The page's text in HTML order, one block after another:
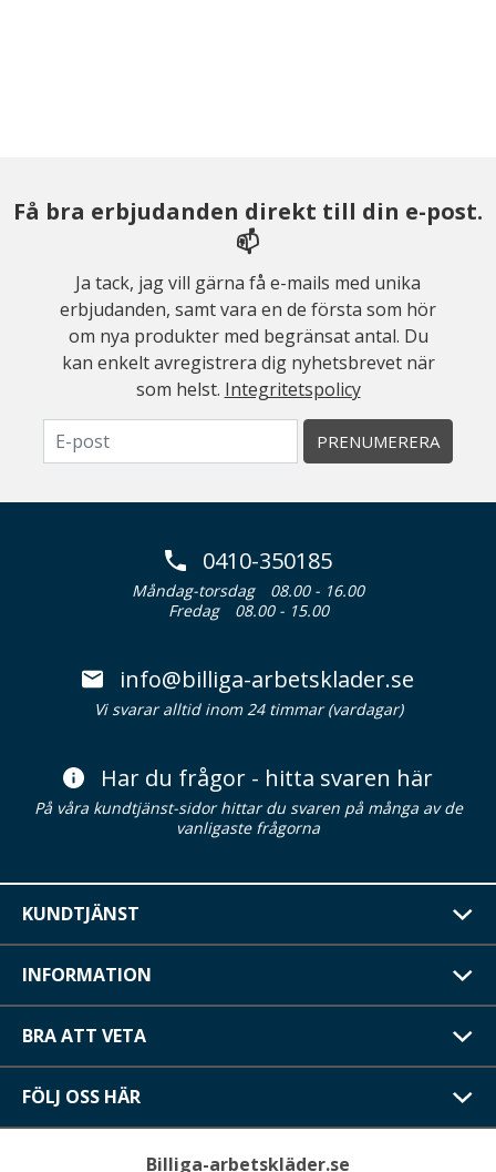
Få bra erbjudanden direkt till din e-post.
📫
Ja tack, jag vill gärna få e-mails med unika
erbjudanden, samt vara en de första som hör
om nya produkter med begränsat antal. Du
kan enkelt avregistrera dig nyhetsbrevet när
som helst. Integritetspolicy
PRENUMERERA
0410-350185
Måndag-torsdag
08.00 - 16.00
Fredag
08.00 - 15.00
info@billiga-arbetsklader.se
Vi svarar alltid inom 24 timmar (vardagar)
Har du frågor - hitta svaren här
På våra kundtjänst-sidor hittar du svaren på många av de
vanligaste frågorna
KUNDTJÄNST
INFORMATION
BRA ATT VETA
FÖLJ OSS HÄR
Billiga-arbetskläder.se